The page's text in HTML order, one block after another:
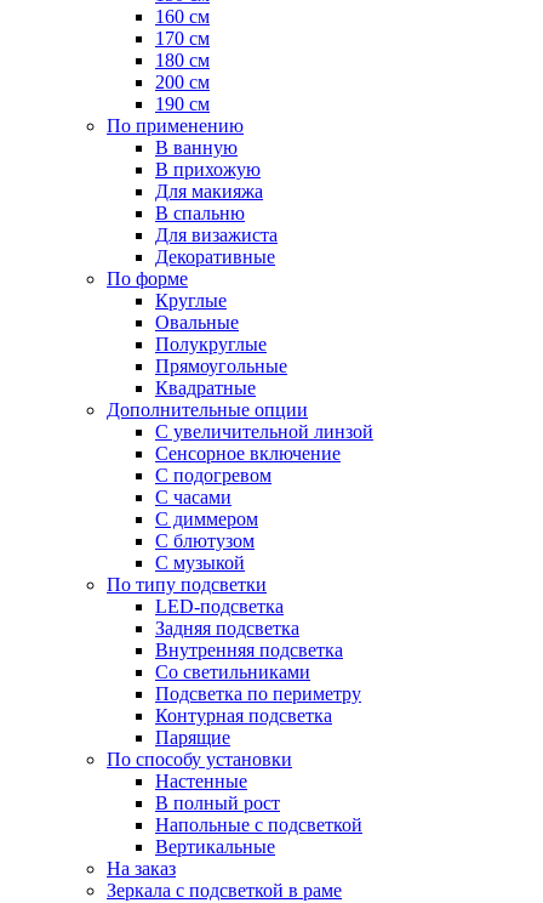
160 см
170 см
180 см
200 см
190 см
По применению
В ванную
В прихожую
Для макияжа
В спальню
Для визажиста
Декоративные
По форме
Круглые
Овальные
Полукруглые
Прямоугольные
Квадратные
Дополнительные опции
C увеличительной линзой
Сенсорное включение
С подогревом
С часами
С диммером
С блютузом
С музыкой
По типу подсветки
LED-подсветка
Задняя подсветка
Внутренняя подсветка
Со светильниками
Подсветка по периметру
Контурная подсветка
Парящие
По способу установки
Настенные
В полный рост
Напольные с подсветкой
Вертикальные
На заказ
Зеркала с подсветкой в раме